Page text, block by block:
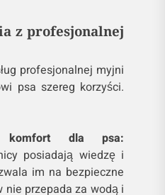
z profesjonalnej
profesjonalnej myjni
psa szereg korzyści.
komfort dla psa:
posiadają wiedzę i
im na bezpieczne
nie przepada za wodą i